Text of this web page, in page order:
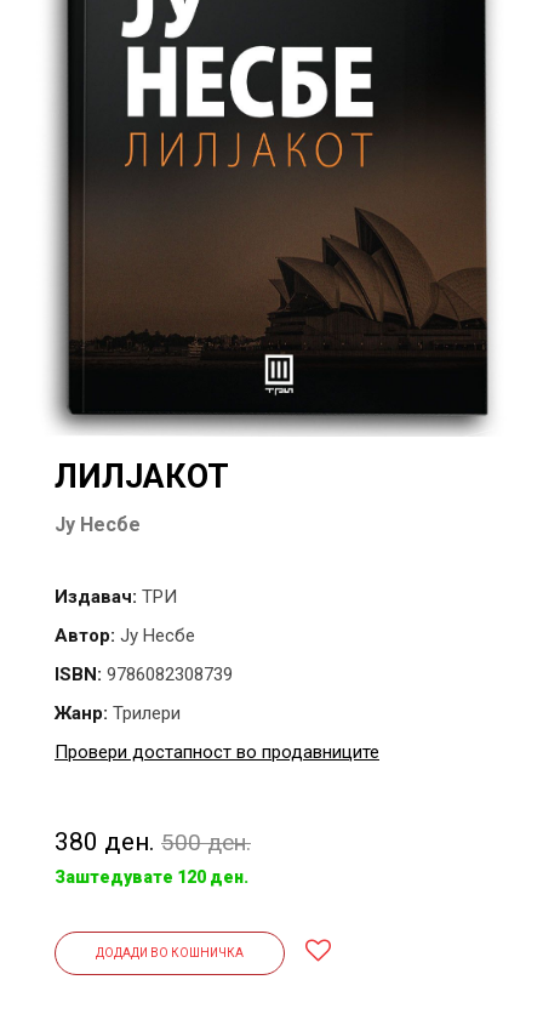
ЛИЛЈАКОТ
Ју Несбе
Издавач: ТРИ
Автор: Ју Несбе
ISBN: 9786082308739
Жанр: Трилери
Провери достапност во продавниците
380 ден. 500 ден.
Заштедувате 120 ден.
ДОДАДИ ВО КОШНИЧКА